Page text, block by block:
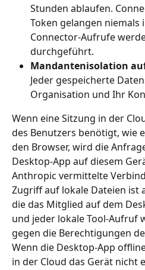
Stunden ablaufen.
Token gelangen niemals
Connector-Aufrufe
durchgeführt.
Mandantenisolation
Jeder gespeicherte
Organisation und Ihr
Wenn eine Sitzung in der
des Benutzers benötigt, wie
den Browser, wird die
Desktop-App auf diesem
Anthropic vermittelte
Zugriff auf lokale Dateien ist
die das Mitglied auf dem
und jeder lokale Tool-Aufruf
gegen die Berechtigungen
Wenn die Desktop-App
in der Cloud das Gerät nicht